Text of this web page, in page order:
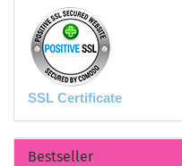
SSL Certificate
Bestseller